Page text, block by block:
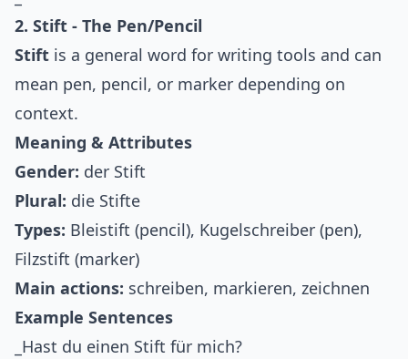
2. Stift - The Pen/Pencil
Stift is a general word for writing tools and can
mean pen, pencil, or marker depending on
context.
Meaning & Attributes
Gender: der Stift
Plural: die Stifte
Types: Bleistift (pencil), Kugelschreiber (pen),
Filzstift (marker)
Main actions: schreiben, markieren, zeichnen
Example Sentences
_Hast du einen Stift für mich?